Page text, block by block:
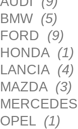
BMW (5)
FORD (9)
HONDA (1)
LANCIA (4)
MAZDA (3)
MERCEDES
OPEL (1)